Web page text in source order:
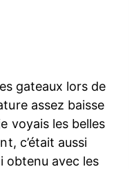
gateaux lors de
assez baisse
voyais les belles
c’était aussi
obtenu avec les